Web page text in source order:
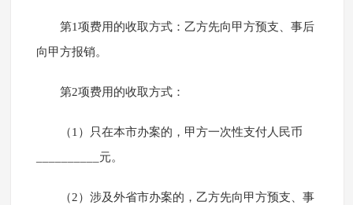
第1项费用的收取方式：乙方先向甲方预支、事后
向甲方报销。
第2项费用的收取方式：
（1）只在本市办案的，甲方一次性支付人民币
__________元。
（2）涉及外省市办案的，乙方先向甲方预支、事